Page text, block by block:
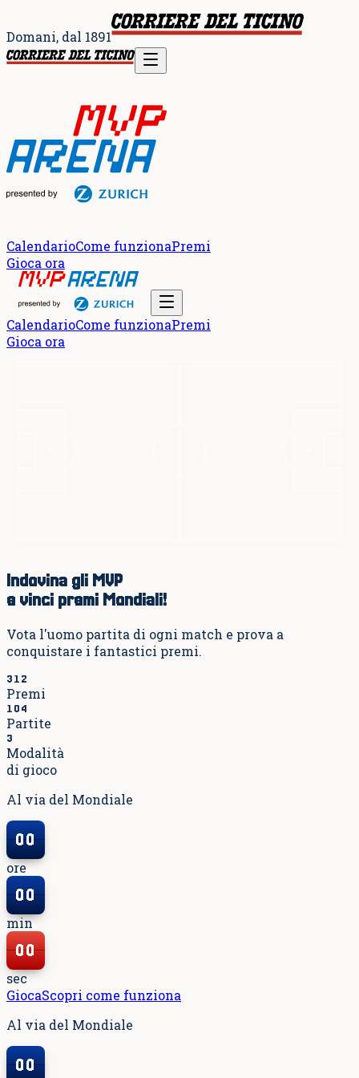
Domani, dal 1891
CalendarioCome funzionaPremi
Gioca ora
CalendarioCome funzionaPremi
Gioca ora
Indovina gli MVP
e vinci premi Mondiali!
Vota l'uomo partita di ogni match e prova a
conquistare i fantastici premi.
312
Premi
104
Partite
3
Modalità
di gioco
Al via del Mondiale
00
00
ore
00
00
min
00
00
sec
GiocaScopri come funziona
Al via del Mondiale
00
00